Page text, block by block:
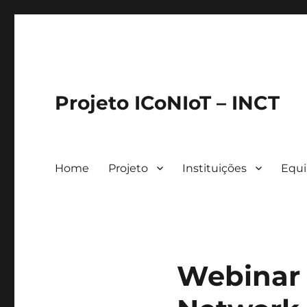
Projeto ICoNIoT – INCT
Home Projeto Instituições
Webinar